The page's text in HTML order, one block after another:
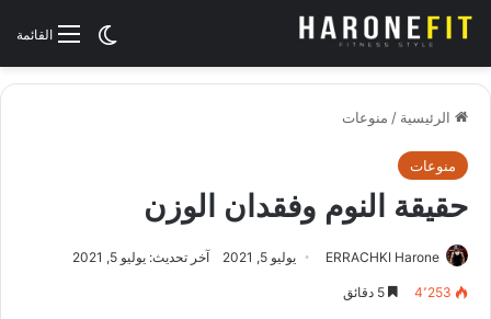
القائمةالوضع
الرئيسية / منوعات
منوعات
حقيقة النوم وفقدان الوزن
ERRACHKI Harone يوليو 5, 2021 آخر تحديث: يوليو 5, 2021
4٬253